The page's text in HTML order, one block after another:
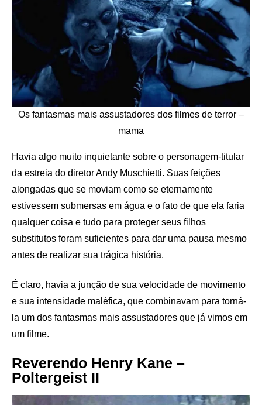
Os fantasmas mais assustadores dos filmes de terror –
mama
Havia algo muito inquietante sobre o personagem-titular
da estreia do diretor Andy Muschietti. Suas feições
alongadas que se moviam como se eternamente
estivessem submersas em água e o fato de que ela faria
qualquer coisa e tudo para proteger seus filhos
substitutos foram suficientes para dar uma pausa mesmo
antes de realizar sua trágica história.
É claro, havia a junção de sua velocidade de movimento
e sua intensidade maléfica, que combinavam para torná-
la um dos fantasmas mais assustadores que já vimos em
um filme.
Reverendo Henry Kane –
Poltergeist II